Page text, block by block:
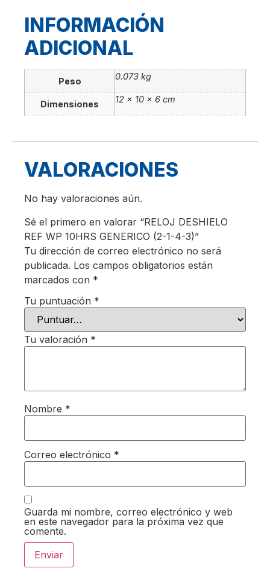
INFORMACIÓN
ADICIONAL
Peso 0.073 kg
Dimensiones 12 × 10 × 6 cm
VALORACIONES
No hay valoraciones aún.
Sé el primero en valorar “RELOJ DESHIELO
REF WP 10HRS GENERICO (2-1-4-3)”
Tu dirección de correo electrónico no será
publicada. Los campos obligatorios están
marcados con *
Tu puntuación *
Tu valoración *
Nombre *
Correo electrónico *
Guarda mi nombre, correo electrónico y web
en este navegador para la próxima vez que
comente.